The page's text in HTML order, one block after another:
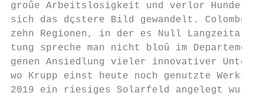
groûe Arbeitslosigkeit und verlor Hunderte
sich das dçstere Bild gewandelt.
zehn Regionen, in der es Null
tung spreche man nicht bloû im
genen Ansiedlung vieler innovativer
wo Krupp einst heute noch genutzte
2019 ein riesiges Solarfeld angelegt wurde.